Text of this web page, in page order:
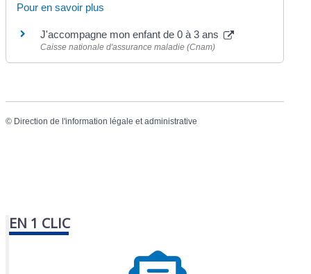
Pour en savoir plus
J'accompagne mon enfant de 0 à 3 ans
Caisse nationale d'assurance maladie (Cnam)
© Direction de l'information légale et administrative
EN 1 CLIC